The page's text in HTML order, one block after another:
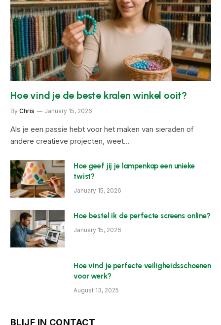
Hoe vind je de beste kralen winkel ooit?
By Chris January 15, 2026
Als je een passie hebt voor het maken van sieraden of
andere creatieve projecten, weet…
Hoe geef jij je lampenkap een unieke
twist?
January 15, 2026
Hoe bestel ik de perfecte screens online?
January 15, 2026
Hoe vind je perfecte veiligheidsschoenen
voor werk?
August 13, 2025
BLIJF IN CONTACT